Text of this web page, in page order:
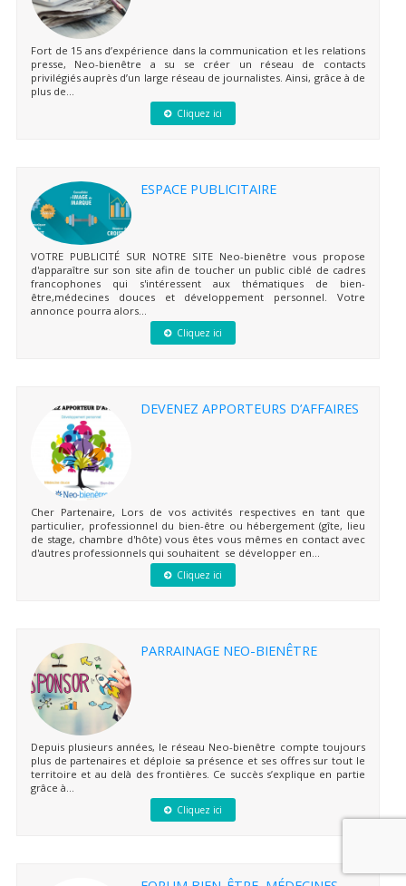
Fort de 15 ans d’expérience dans la communication et les relations
presse, Neo-bienêtre a su se créer un réseau de contacts
privilégiés auprès d’un large réseau de journalistes. Ainsi, grâce à de
plus de...
Cliquez ici
ESPACE PUBLICITAIRE
VOTRE PUBLICITÉ SUR NOTRE SITE Neo-bienêtre vous propose
d'apparaître sur son site afin de toucher un public ciblé de cadres
francophones qui s'intéressent aux thématiques de bien-
être,médecines douces et développement personnel. Votre
annonce pourra alors...
Cliquez ici
DEVENEZ APPORTEURS D’AFFAIRES
Cher Partenaire, Lors de vos activités respectives en tant que
particulier, professionnel du bien-être ou hébergement (gîte, lieu
de stage, chambre d'hôte) vous êtes vous mêmes en contact avec
d'autres professionnels qui souhaitent se développer en...
Cliquez ici
PARRAINAGE NEO-BIENÊTRE
Depuis plusieurs années, le réseau Neo-bienêtre compte toujours
plus de partenaires et déploie sa présence et ses offres sur tout le
territoire et au delà des frontières. Ce succès s’explique en partie
grâce à...
Cliquez ici